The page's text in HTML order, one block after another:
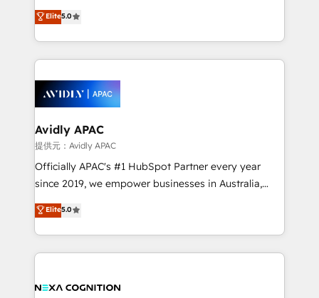
integrate HubSpot with complex solutions like SAP,
MicroSoft, custom solutions,... Our company also has
Retail execution, CPQ, customer portals and
HubSpot CMS developments. And we're champions
upgrading and streamlining every single revenue-
generating aspect of your business. We’re proud
HubSpot Elite Solutions Partners and devout CRM
nerds who can harness HubSpot’s custom digital
experience. Working hand-in-hand with your team,
we’ll assemble a RevOps machine that drives more
traffic, generates better leads and crushes your
revenue goals. We've worked with thousands of
HubSpot customers and we'd love to work with you
too! Clients come to us for: Advanced CRM solutions
HubSpot Data System Migrations between systems
to HubSpot New lead generation strategies Time-
Elite5.0
Avidly APAC
提供元：Avidly APAC
Officially APAC's #1 HubSpot Partner every year
since 2019, we empower businesses in Australia,
New Zealand, and globally to realise their full
potential through enterprise HubSpot CRM
implementation. And we deliver best practice across
the whole HubSpot platform, covering marketing,
all businesses, from start-up to Enterprise, and have
Elite5.0